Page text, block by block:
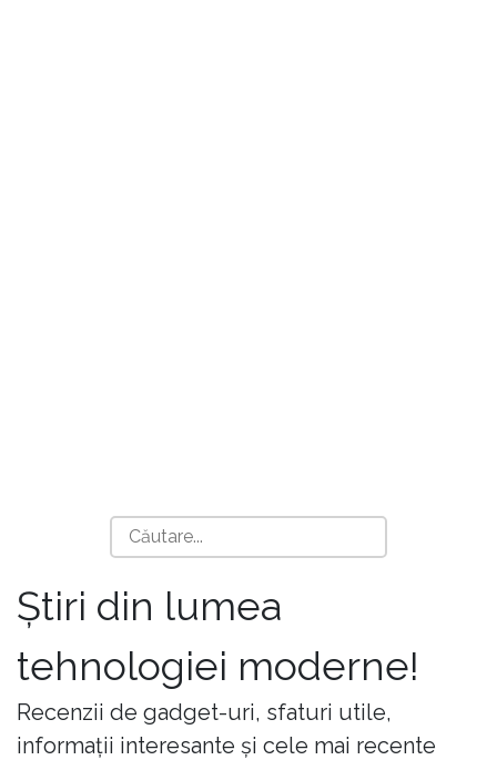
Știri din lumea
tehnologiei moderne!
Recenzii de gadget-uri, sfaturi utile,
informații interesante și cele mai recente